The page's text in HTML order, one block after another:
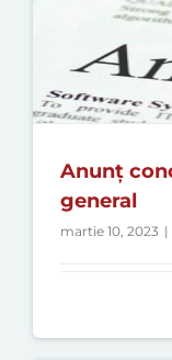
Anunț
general
martie 10, 2023 |